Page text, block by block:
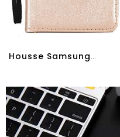
Housse Samsung Galaxy S8 Fluide Doux Silicone Coque Rose Étoile Cuir Véritable Téléphone Portable